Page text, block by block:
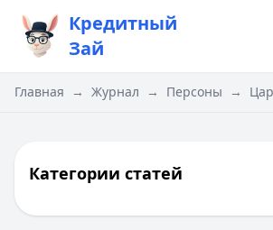
Кредитный
Зай
Главная → Журнал → Персоны →
Категории статей